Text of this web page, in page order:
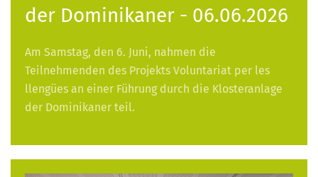
der Dominikaner - 06.06.2026
Am Samstag, den 6. Juni, nahmen die
Teilnehmenden des Projekts Voluntariat per les
llengües an einer Führung durch die Klosteranlage
der Dominikaner teil.